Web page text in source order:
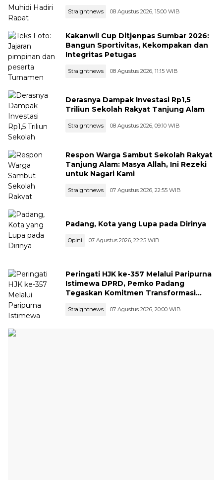
Straightnews 08 Agustus 2026, 15:00 WIB
Kakanwil Cup Ditjenpas Sumbar 2026:
Bangun Sportivitas, Kekompakan dan
Integritas Petugas
Straightnews 08 Agustus 2026, 11:15 WIB
Derasnya Dampak Investasi Rp1,5
Triliun Sekolah Rakyat Tanjung Alam
Straightnews 08 Agustus 2026, 09:10 WIB
Respon Warga Sambut Sekolah Rakyat
Tanjung Alam: Masya Allah, Ini Rezeki
untuk Nagari Kami
Straightnews 07 Agustus 2026, 22:55 WIB
Padang, Kota yang Lupa pada Dirinya
Opini 07 Agustus 2026, 22:25 WIB
Peringati HJK ke-357 Melalui Paripurna
Istimewa DPRD, Pemko Padang
Tegaskan Komitmen Transformasi
Straightnews 07 Agustus 2026, 20:00 WIB